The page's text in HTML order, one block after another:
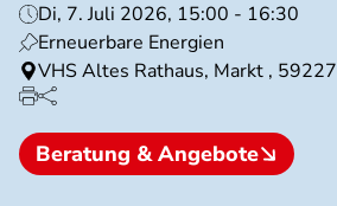
Di, 7. Juli 2026, 15:00 - 16:30
Erneuerbare Energien
VHS Altes Rathaus, Markt ,
Beratung & Angebote